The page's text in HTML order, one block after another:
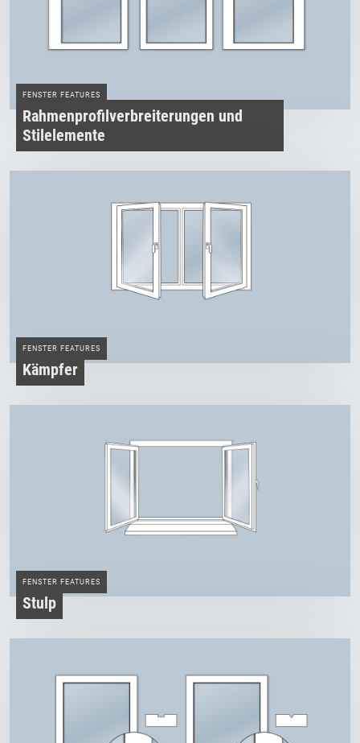
FENSTER FEATURES
Rahmenprofilverbreiterungen und
Stilelemente
FENSTER FEATURES
Kämpfer
FENSTER FEATURES
Stulp